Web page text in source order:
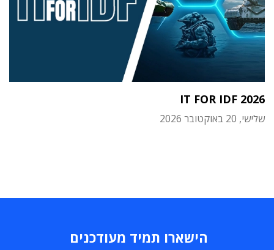
IT FOR IDF 2026
שלישי, 20 באוקטובר 2026
הישארו תמיד מעודכנים